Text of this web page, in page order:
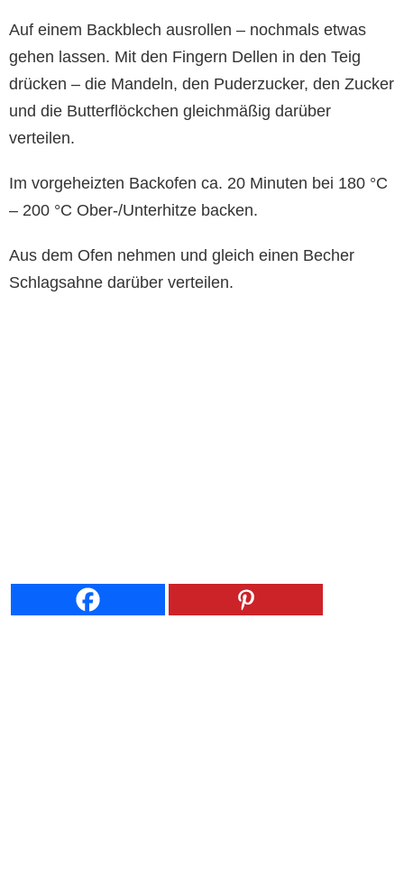
Auf einem Backblech ausrollen – nochmals etwas
gehen lassen. Mit den Fingern Dellen in den Teig
drücken – die Mandeln, den Puderzucker, den Zucker
und die Butterflöckchen gleichmäßig darüber
verteilen.
Im vorgeheizten Backofen ca. 20 Minuten bei 180 °C
– 200 °C Ober-/Unterhitze backen.
Aus dem Ofen nehmen und gleich einen Becher
Schlagsahne darüber verteilen.